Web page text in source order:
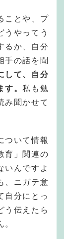
ことや、プ
うやってう
るか、自分
手の話を聞
して、自分
す。私も勉
み聞かせて
ついて情報
育」関連の
いんですよ
、ニガテ意
自分にとっ
う伝えたら